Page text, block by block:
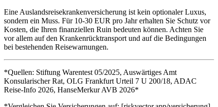
Eine Auslandsreisekrankenversicherung ist kein optionaler Luxus,
sondern ein Muss. Für 10-30 EUR pro Jahr erhalten Sie Schutz vor
Kosten, die Ihren finanziellen Ruin bedeuten können. Achten Sie
vor allem auf den Krankenrücktransport und auf die Bedingungen
bei bestehenden Reisewarnungen.
*Quellen: Stiftung Warentest 05/2025, Auswärtiges Amt
Konsularischer Rat, OLG Frankfurt Urteil 7 U 200/18, ADAC
Reise-Info 2026, HanseMerkur AVB 2026*